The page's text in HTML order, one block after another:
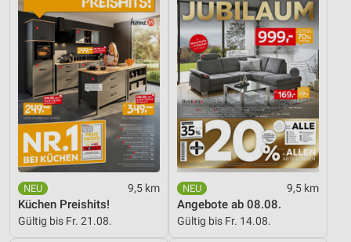
9,5 km
Küchen Preishits!
Gültig bis Fr. 21.08.
9,5 km
Angebote ab 08.08.
Gültig bis Fr. 14.08.